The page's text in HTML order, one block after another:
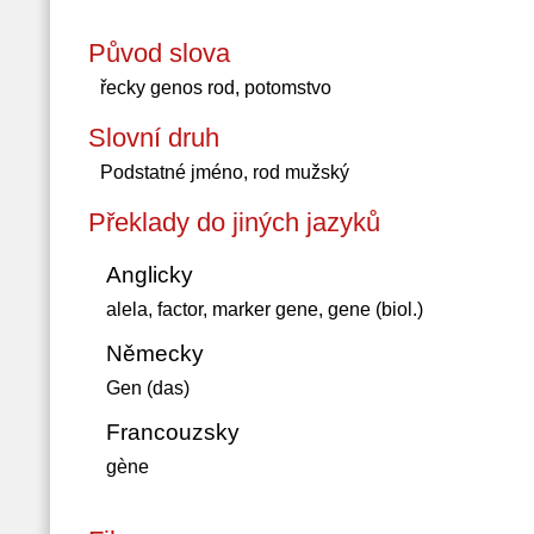
Původ slova
řecky genos rod, potomstvo
Slovní druh
Podstatné jméno, rod mužský
Překlady do jiných jazyků
Anglicky
alela, factor, marker gene, gene (biol.)
Německy
Gen (das)
Francouzsky
gène